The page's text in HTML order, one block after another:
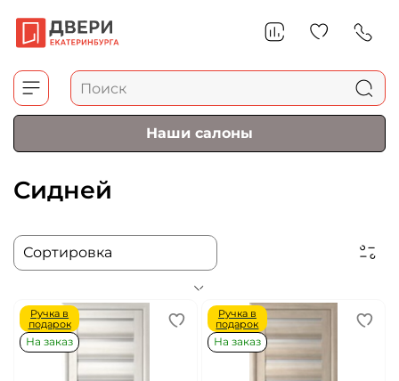
Наши салоны
Сидней
Ручка в
подарок
На заказ
Ручка в
подарок
На заказ